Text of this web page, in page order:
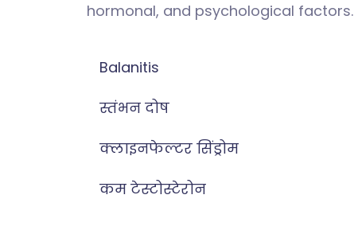
hormonal, and psychological factors.
Balanitis
स्तंभन दोष
क्लाइनफेल्टर सिंड्रोम
कम टेस्टोस्टेरोन